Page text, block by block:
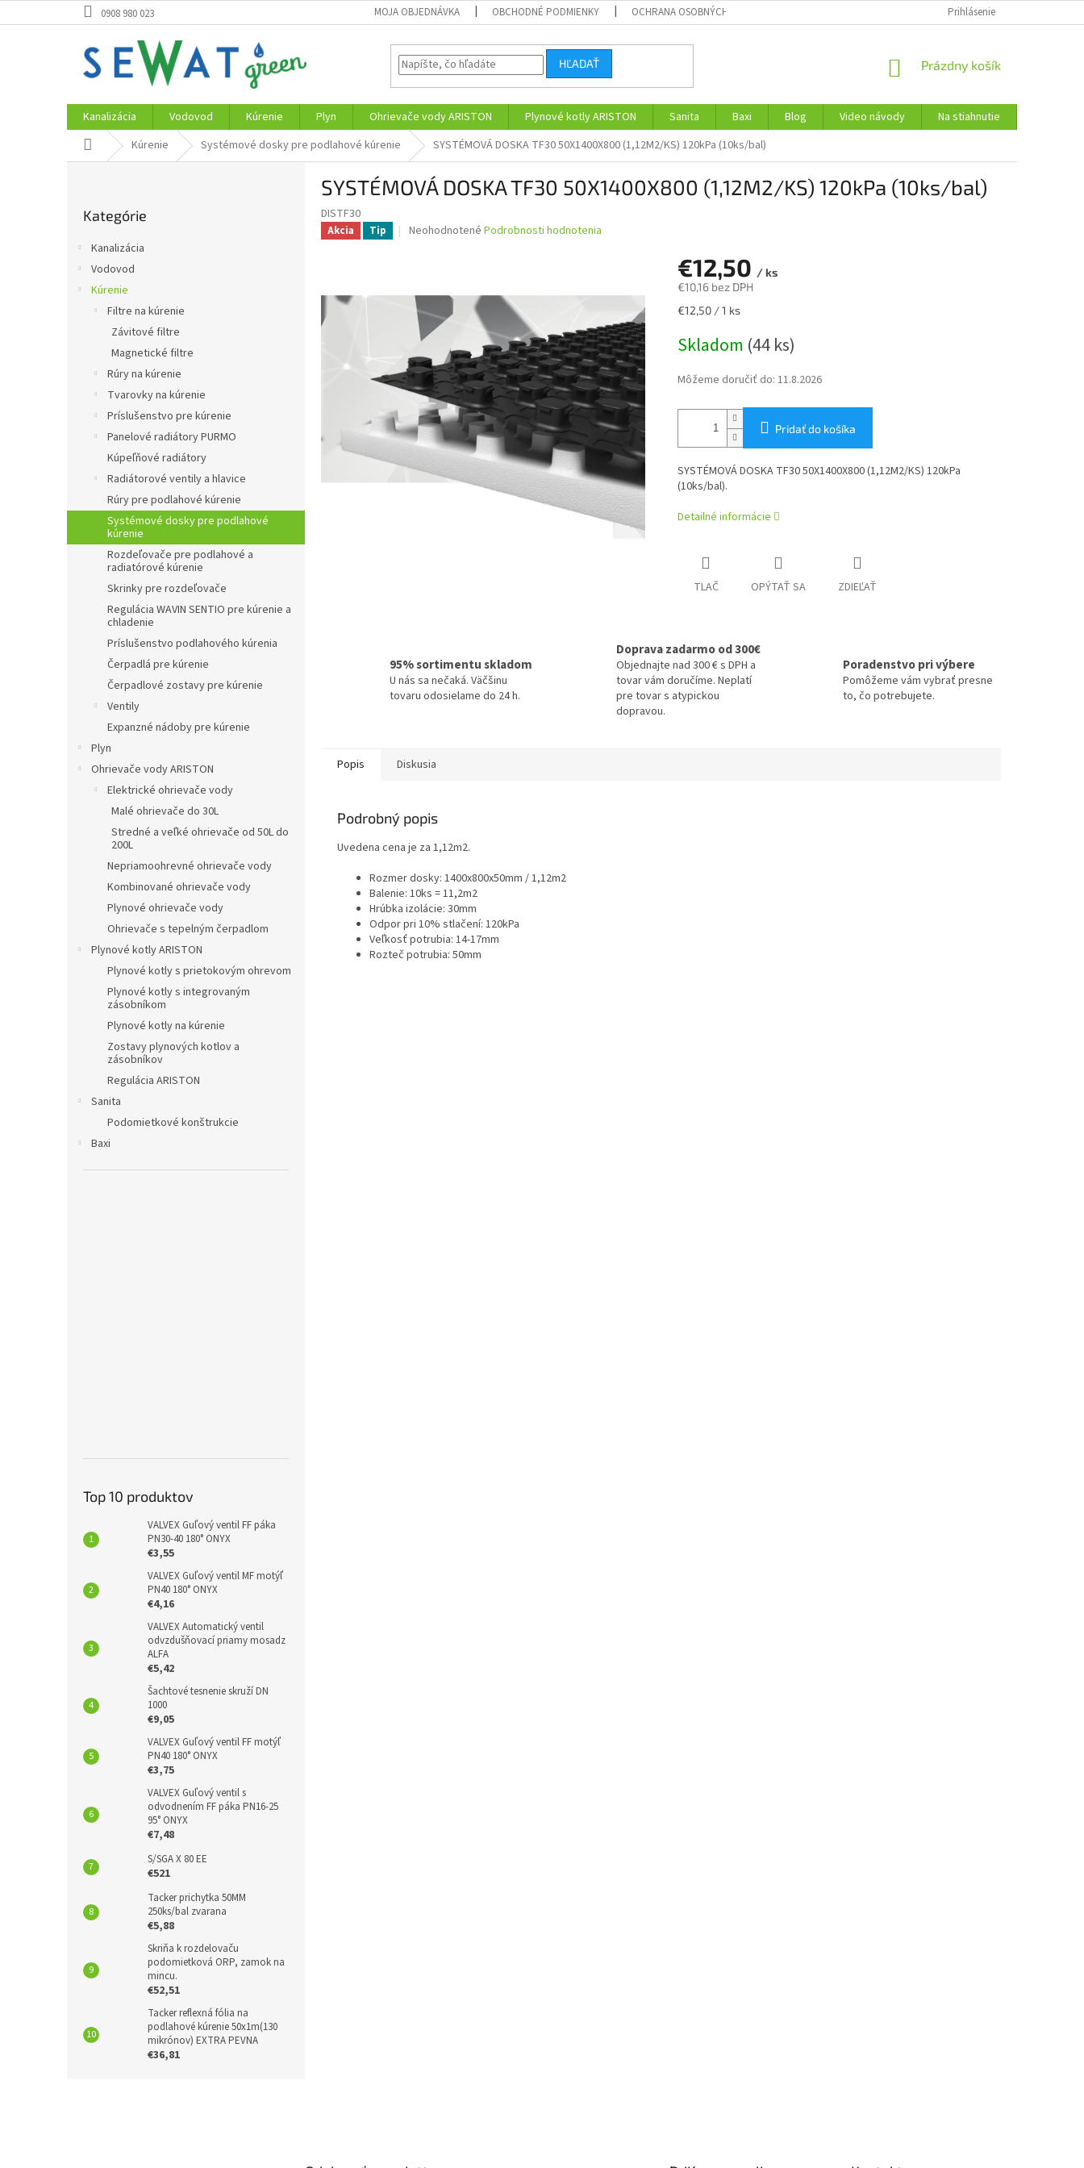
na
0908 980 023 MOJA OBJEDNÁVKA OBCHODNÉ PODMIENKY OCHRANA OSOBNÝCH ÚDAJOV Prihlásenie
HĽADAŤ
NÁKUPNÝ
Prázdny košík
Kanalizácia Vodovod Kúrenie Plyn Ohrievače vody ARISTON Plynové kotly ARISTON Sanita Baxi Blog Video návody Na stiahnutie
DomovKúrenie Systémové dosky pre podlahové kúrenie SYSTÉMOVÁ DOSKA TF30 50X1400X800 (1,12M2/KS) 120kPa (10ks/bal)
kategórie
Kategórie
Kanalizácia
Vodovod
Kúrenie
Filtre na kúrenie
Závitové filtre
Magnetické filtre
Rúry na kúrenie
Tvarovky na kúrenie
Príslušenstvo pre kúrenie
Panelové radiátory PURMO
Kúpeľňové radiátory
Radiátorové ventily a hlavice
Rúry pre podlahové kúrenie
Systémové dosky pre podlahové
kúrenie
Rozdeľovače pre podlahové a
radiatórové kúrenie
Skrinky pre rozdeľovače
Regulácia WAVIN SENTIO pre kúrenie a
chladenie
Príslušenstvo podlahového kúrenia
Čerpadlá pre kúrenie
Čerpadlové zostavy pre kúrenie
Ventily
Expanzné nádoby pre kúrenie
Plyn
Ohrievače vody ARISTON
Elektrické ohrievače vody
Malé ohrievače do 30L
Stredné a veľké ohrievače od 50L do
200L
Nepriamoohrevné ohrievače vody
Kombinované ohrievače vody
Plynové ohrievače vody
Ohrievače s tepelným čerpadlom
Plynové kotly ARISTON
Plynové kotly s prietokovým ohrevom
Plynové kotly s integrovaným
zásobníkom
Plynové kotly na kúrenie
Zostavy plynových kotlov a
zásobníkov
Regulácia ARISTON
Sanita
Podomietkové konštrukcie
Baxi
Top 10 produktov
VALVEX Guľový ventil FF páka
PN30-40 180° ONYX
€3,55
VALVEX Guľový ventil MF motýľ
PN40 180° ONYX
€4,16
VALVEX Automatický ventil
odvzdušňovací priamy mosadz
ALFA
€5,42
Šachtové tesnenie skruží DN
1000
€9,05
VALVEX Guľový ventil FF motýľ
PN40 180° ONYX
€3,75
VALVEX Guľový ventil s
odvodnením FF páka PN16-25
95° ONYX
€7,48
S/SGA X 80 EE
€521
Tacker prichytka 50MM
250ks/bal zvarana
€5,88
Skriňa k rozdelovaču
podomietková ORP, zamok na
mincu.
€52,51
Tacker reflexná fólia na
podlahové kúrenie 50x1m(130
mikrónov) EXTRA PEVNA
€36,81
SYSTÉMOVÁ DOSKA TF30 50X1400X800 (1,12M2/KS) 120kPa (10ks/bal)
DISTF30
Akcia Tip
Priemerné
hviezdičiek.
Neohodnotené Podrobnosti hodnotenia
€12,50 / ks
€10,16 bez DPH
Jednotková
€12,50 / 1 ks
Skladom (44 ks)
Môžeme doručiť do: 11.8.2026
Pridať do košíka
SYSTÉMOVÁ DOSKA TF30 50X1400X800 (1,12M2/KS) 120kPa
(10ks/bal).
Detailné informácie
TLAČ OPÝTAŤ SA ZDIEĽAŤ
95% sortimentu skladom
U nás sa nečaká. Väčšinu
tovaru odosielame do 24 h.
Doprava zadarmo od 300€
Objednajte nad 300 € s DPH a
tovar vám doručíme. Neplatí
pre tovar s atypickou
dopravou.
Poradenstvo pri výbere
Pomôžeme vám vybrať presne
to, čo potrebujete.
Popis Diskusia
Podrobný popis
Uvedena cena je za 1,12m2.
Rozmer dosky: 1400x800x50mm / 1,12m2
Balenie: 10ks = 11,2m2
Hrúbka izolácie: 30mm
Odpor pri 10% stlačení: 120kPa
Veľkosť potrubia: 14-17mm
Rozteč potrubia: 50mm